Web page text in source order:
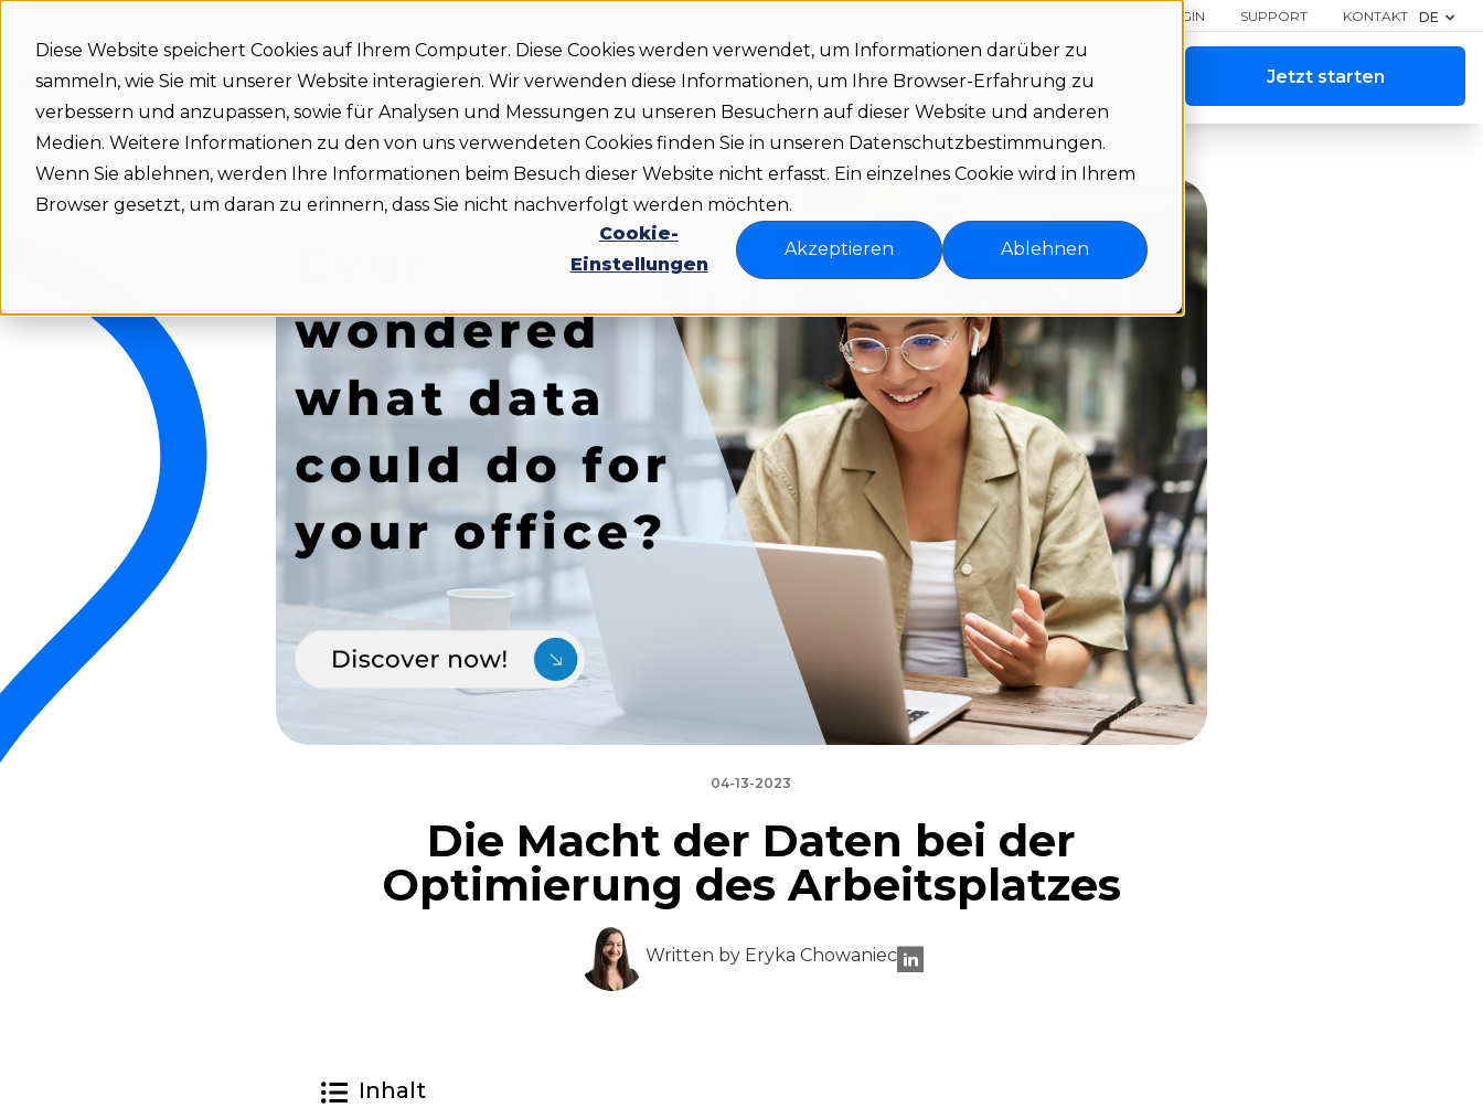
Diese Website speichert Cookies auf Ihrem Computer. Diese Cookies werden verwendet, um Informationen darüber zu
sammeln, wie Sie mit unserer Website interagieren. Wir verwenden diese Informationen, um Ihre Browser-Erfahrung zu
verbessern und anzupassen, sowie für Analysen und Messungen zu unseren Besuchern auf dieser Website und anderen
Medien. Weitere Informationen zu den von uns verwendeten Cookies finden Sie in unseren Datenschutzbestimmungen.
Wenn Sie ablehnen, werden Ihre Informationen beim Besuch dieser Website nicht erfasst. Ein einzelnes Cookie wird in Ihrem
Browser gesetzt, um daran zu erinnern, dass Sie nicht nachverfolgt werden möchten.
Cookie-
Einstellungen
Akzeptieren Ablehnen
LOGIN SUPPORT KONTAKT DE
Funktionen Integrationen Vorteile Preise Über uns Ressourcen Demo vereinbaren Jetzt starten
04-13-2023
Die Macht der Daten bei der
Optimierung des Arbeitsplatzes
Written by Eryka Chowaniec
Inhalt